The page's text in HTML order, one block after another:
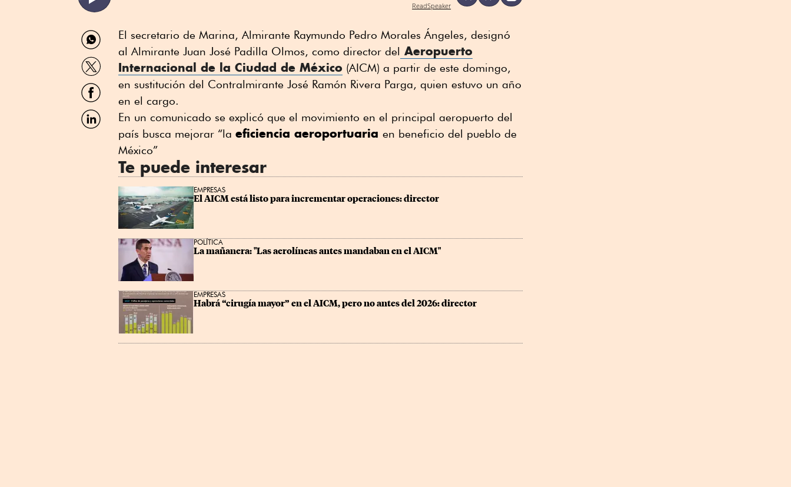
ReadSpeaker
Compartir
por
WhatsApp
Compartir
por
Twitter
Compartir
por
Facebook
Compartir
por
El secretario de Marina, Almirante Raymundo Pedro Morales Ángeles, designó
al Almirante Juan José Padilla Olmos, como director del Aeropuerto
Internacional de la Ciudad de México (AICM) a partir de este domingo,
en sustitución del Contralmirante José Ramón Rivera Parga, quien estuvo un año
en el cargo.
En un comunicado se explicó que el movimiento en el principal aeropuerto del
país busca mejorar “la eficiencia aeroportuaria en beneficio del pueblo de
México”
Te puede interesar
EMPRESAS
El AICM está listo para incrementar operaciones: director
POLÍTICA
La mañanera: "Las aerolíneas antes mandaban en el AICM"
EMPRESAS
Habrá “cirugía mayor” en el AICM, pero no antes del 2026: director